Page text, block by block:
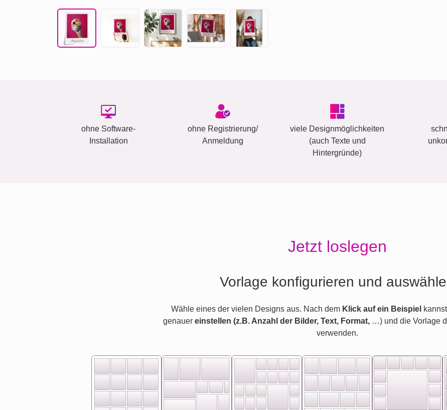
ohne Software-
Installation
ohne Registrierung/
Anmeldung
viele Designmöglichkeiten
(auch Texte und
Hintergründe)
Jetzt loslegen
Vorlage konfigurieren und
Wähle eines der vielen Designs aus. Nach dem Klick auf ein Beispiel
genauer einstellen (z.B. Anzahl der Bilder, Text, Format, …) und die Vorlage
verwenden.